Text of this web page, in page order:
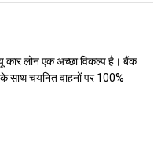
कार लोन एक अच्छा विकल्प है। बैंक
साथ चयनित वाहनों पर 100%